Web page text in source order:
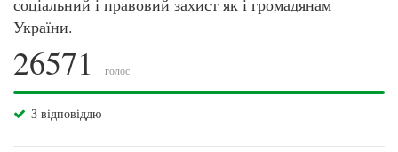
соціальний і правовий захист як і громадянам
України.
26571 голос
З відповіддю